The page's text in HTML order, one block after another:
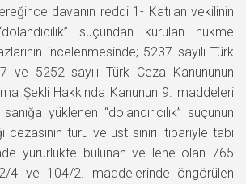
davanın reddi 1- Katılan vekilinin
suçundan kurulan hükme
incelenmesinde; 5237 sayılı Türk
ve 5252 sayılı Türk Ceza Kanununun
Şekli Hakkında Kanunun 9. maddeleri
yüklenen “dolandırıcılık” suçunun
türü ve üst sınırı itibariyle tabi
yürürlükte bulunan ve lehe olan 765
4 ve 104/2. maddelerinde öngörülen